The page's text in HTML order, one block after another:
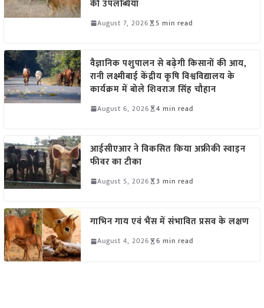
की उपलब्धियां
August 7, 2026 5 min read
वैज्ञानिक पशुपालन से बढ़ेगी किसानों की आय,
रानी लक्ष्मीबाई केंद्रीय कृषि विश्वविद्यालय के
कार्यक्रम में बोले शिवराज सिंह चौहान
August 6, 2026 4 min read
आईसीएआर ने विकसित किया अफ्रीकी स्वाइन
फीवर का टीका
August 5, 2026 3 min read
गाभिन गाय एवं भैंस में संभावित प्रसव के लक्षण
August 4, 2026 6 min read